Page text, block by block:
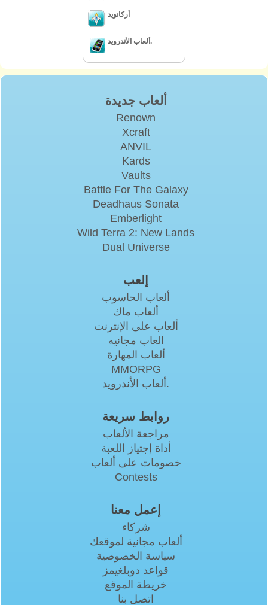
أركانويد
ألعاب الأندرويد.
ألعاب جديدة
Renown
Xcraft
ANVIL
Kards
Vaults
Battle For The Galaxy
Deadhaus Sonata
Emberlight
Wild Terra 2: New Lands
Dual Universe
إلعب
ألعاب الحاسوب
ألعاب ماك
ألعاب على الإنترنت
العاب مجانيه
ألعاب المهارة
MMORPG
ألعاب الأندرويد.
روابط سريعة
مراجعة الألعاب
أداة إجتياز اللعبة
خصومات على ألعاب
Contests
إعمل معنا
شركاء
ألعاب مجانية لموقعك
سياسة الخصوصية
قواعد دوبلغيمز
خريطة الموقع
اتصل بنا